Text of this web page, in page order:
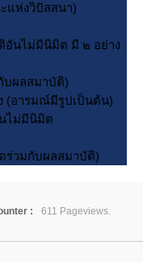
ห่งวิปัสสนา)
ไม่มีนิมิต มี ๒ อย่าง
ผลสมาบัติ)
ารมณ์มีรูปเป็นต้น)
ม่มีนิมิต
วมกับผลสมาบัติ)
:
611 Pageviews.